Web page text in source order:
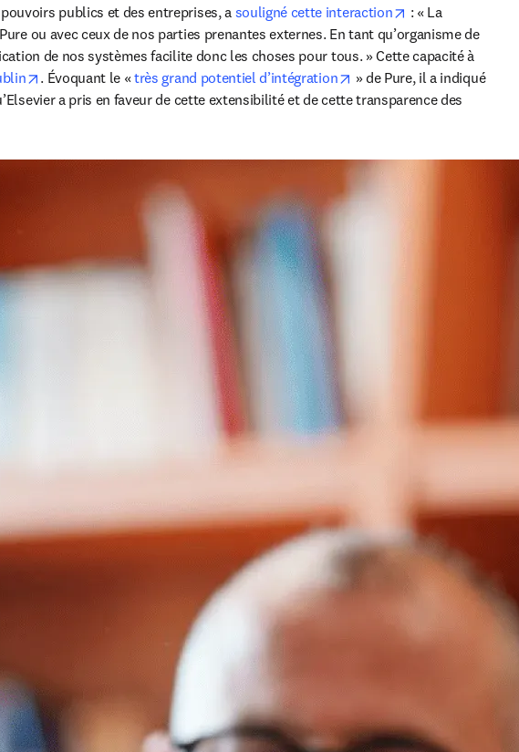
publics et des entreprises, a souligné cette interaction opens in new
: « La
ou avec ceux de nos parties prenantes externes. En tant qu’organisme de
de nos systèmes facilite donc les choses pour tous. » Cette capacité à
opens in new tab/window
. Évoquant le « très grand potentiel d’intégration opens in new tab/window
» de Pure, il a indiqué
a pris en faveur de cette extensibilité et de cette transparence des